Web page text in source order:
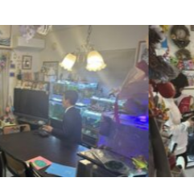
て
く
だ
さ
い